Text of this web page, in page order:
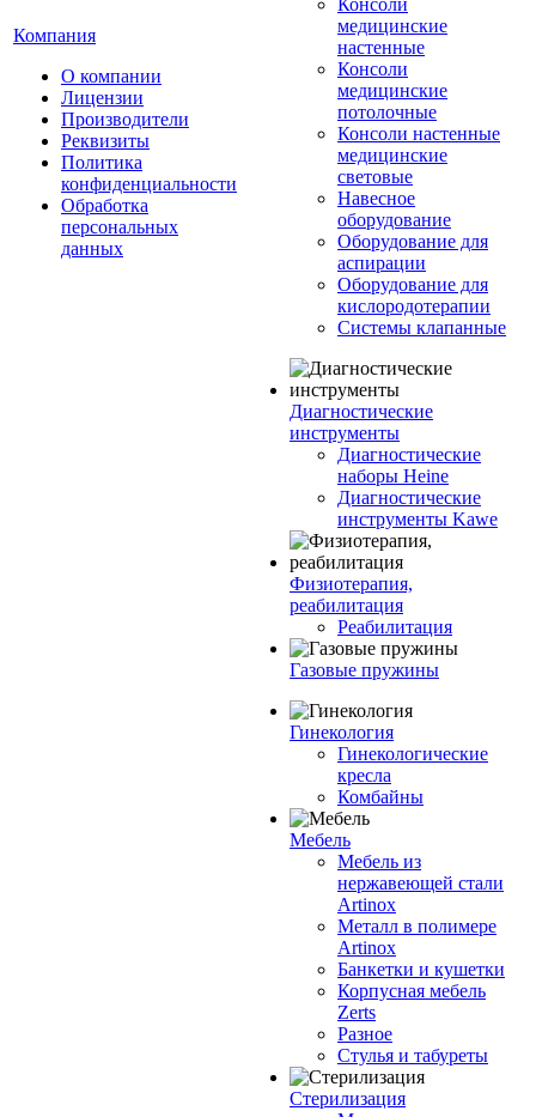
Компания
О компании
Лицензии
Производители
Реквизиты
Политика
конфиденциальности
Обработка
персональных
данных
Консоли
медицинские
настенные
Консоли
медицинские
потолочные
Консоли настенные
медицинские
световые
Навесное
оборудование
Оборудование для
аспирации
Оборудование для
кислородотерапии
Системы клапанные
Диагностические
инструменты
Диагностические
наборы Heine
Диагностические
инструменты Kawe
Физиотерапия,
реабилитация
Реабилитация
Газовые пружины
Гинекология
Гинекологические
кресла
Комбайны
Мебель
Мебель из
нержавеющей стали
Artinox
Металл в полимере
Artinox
Банкетки и кушетки
Корпусная мебель
Zerts
Разное
Стулья и табуреты
Стерилизация